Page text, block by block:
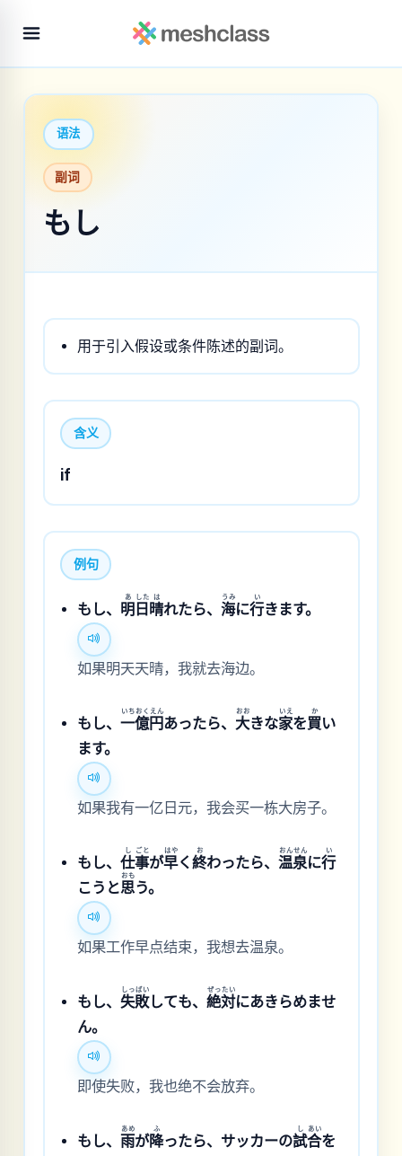
语法
副词
もし
用于引入假设或条件陈述的副词。
含义
if
例句
もし、 明
あ
日
した
晴
は
れたら、海
うみ
に行
い
きます。
如果明天天晴，我就去海边。
もし、一
いち
億
おく
円
えん
あったら、 大
おお
きな家
いえ
を買
か
い
ます。
如果我有一亿日元，我会买一栋大房子。
もし、仕
し
事
ごと
が早
はや
く終
お
わったら、温
おん
泉
せん
に行
い
こうと思
おも
う。
如果工作早点结束，我想去温泉。
もし、失
しっ
敗
ぱい
しても、絶
ぜっ
対
たい
にあきらめませ
ん。
即使失败，我也绝不会放弃。
もし、雨
あめ
が降
ふ
ったら、サッカーの試
し
合
あい
を